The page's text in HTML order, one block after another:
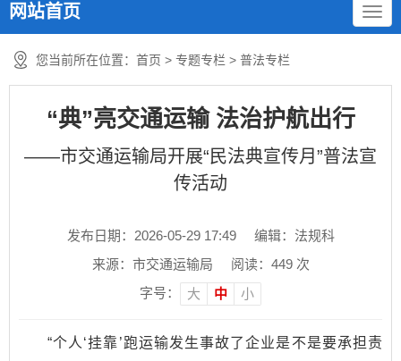
网站首页
您当前所在位置： 首页 > 专题专栏 > 普法专栏
“典”亮交通运输 法治护航出行
——市交通运输局开展“民法典宣传月”普法宣
传活动
发布日期：2026-05-29 17:49
编辑：法规科
来源：市交通运输局
阅读： 449次
字号：
大 中 小
“个人‘挂靠’跑运输发生事故了企业是不是要承担责